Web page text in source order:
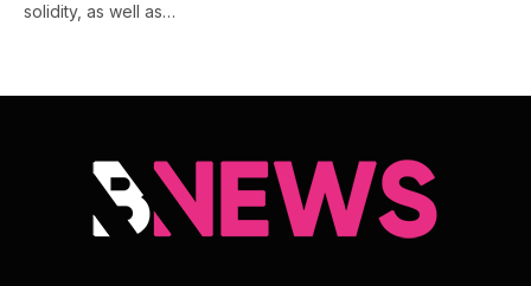
solidity, as well as…